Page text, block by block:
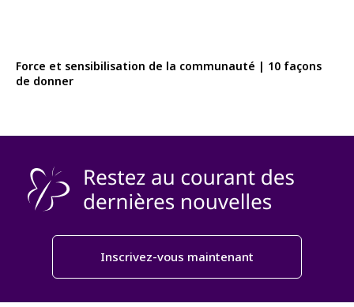
Force et sensibilisation de la communauté | 10 façons
de donner
Inscrivez-vous maintenant